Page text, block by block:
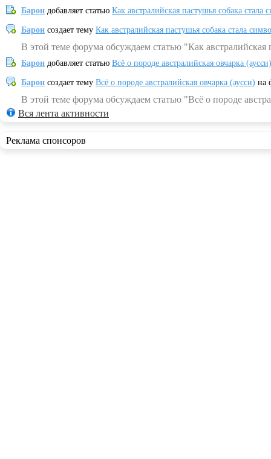
Барон добавляет статью Как австралийская пастушья собака
Барон создает тему Как австралийская пастушья собака стала
В этой теме форума обсуждаем статью "Как
Барон добавляет статью Всё о породе австралийская овчарка (аусси)
Барон создает тему Всё о породе австралийская овчарка (аусси) на
В этой теме форума обсуждаем статью "Всё о породе
Вся лента активности
Реклама спонсоров